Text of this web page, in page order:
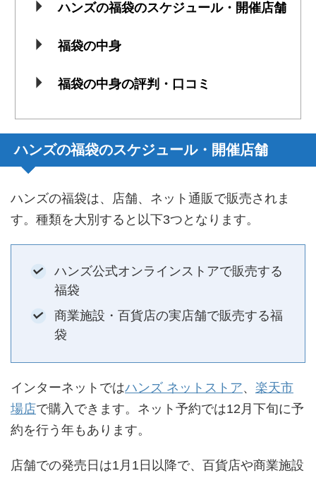
ハンズの福袋のスケジュール・開催店舗
福袋の中身
福袋の中身の評判・口コミ
ハンズの福袋のスケジュール・開催店舗
ハンズの福袋は、店舗、ネット通販で販売されま
す。種類を大別すると以下3つとなります。
ハンズ公式オンラインストアで販売する
福袋
商業施設・百貨店の実店舗で販売する福
袋
インターネットではハンズ ネットストア、 楽天市
場店で購入できます。ネット予約では12月下旬に予
約を行う年もあります。
店舗での発売日は1月1日以降で、百貨店や商業施設